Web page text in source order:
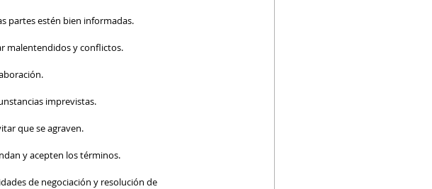
partes estén bien informadas.
malentendidos y conflictos.
imprevistas.
que se agraven.
y acepten los términos.
de negociación y resolución de